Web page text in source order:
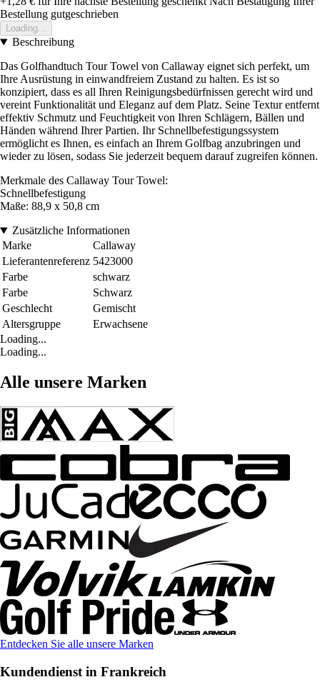
Bestellung gutgeschrieben
Loading...
Beschreibung
Das Golfhandtuch Tour Towel von Callaway eignet sich perfekt, um
Ihre Ausrüstung in einwandfreiem Zustand zu halten. Es ist so
konzipiert, dass es all Ihren Reinigungsbedürfnissen gerecht wird und
vereint Funktionalität und Eleganz auf dem Platz. Seine Textur entfernt
effektiv Schmutz und Feuchtigkeit von Ihren Schlägern, Bällen und
Händen während Ihrer Partien. Ihr Schnellbefestigungssystem
ermöglicht es Ihnen, es einfach an Ihrem Golfbag anzubringen und
wieder zu lösen, sodass Sie jederzeit bequem darauf zugreifen können.
Merkmale des Callaway Tour Towel:
Schnellbefestigung
Maße: 88,9 x 50,8 cm
Zusätzliche Informationen
Marke
Callaway
Lieferantenreferenz 5423000
Farbe
schwarz
Farbe
Schwarz
Geschlecht
Gemischt
Altersgruppe
Erwachsene
Loading...
Loading...
Alle unsere Marken
Entdecken Sie alle unsere Marken
Kundendienst in Frankreich